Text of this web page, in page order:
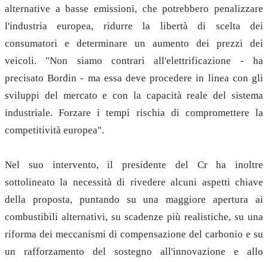
alternative a basse emissioni, che potrebbero penalizzare
l'industria europea, ridurre la libertà di scelta dei
consumatori e determinare un aumento dei prezzi dei
veicoli. "Non siamo contrari all'elettrificazione - ha
precisato Bordin - ma essa deve procedere in linea con gli
sviluppi del mercato e con la capacità reale del sistema
industriale. Forzare i tempi rischia di compromettere la
competitività europea".
Nel suo intervento, il presidente del Cr ha inoltre
sottolineato la necessità di rivedere alcuni aspetti chiave
della proposta, puntando su una maggiore apertura ai
combustibili alternativi, su scadenze più realistiche, su una
riforma dei meccanismi di compensazione del carbonio e su
un rafforzamento del sostegno all'innovazione e allo